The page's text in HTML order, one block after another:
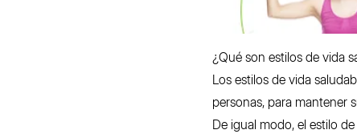
¿Qué son estilos de vida
Los estilos de vida
personas, para mantener
De igual modo, el estilo